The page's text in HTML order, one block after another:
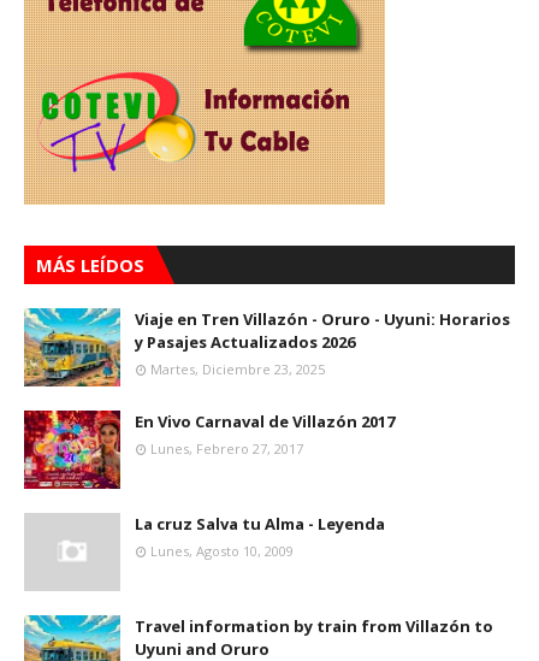
MÁS LEÍDOS
Viaje en Tren Villazón - Oruro - Uyuni: Horarios
y Pasajes Actualizados 2026
Martes, Diciembre 23, 2025
En Vivo Carnaval de Villazón 2017
Lunes, Febrero 27, 2017
La cruz Salva tu Alma - Leyenda
Lunes, Agosto 10, 2009
Travel information by train from Villazón to
Uyuni and Oruro